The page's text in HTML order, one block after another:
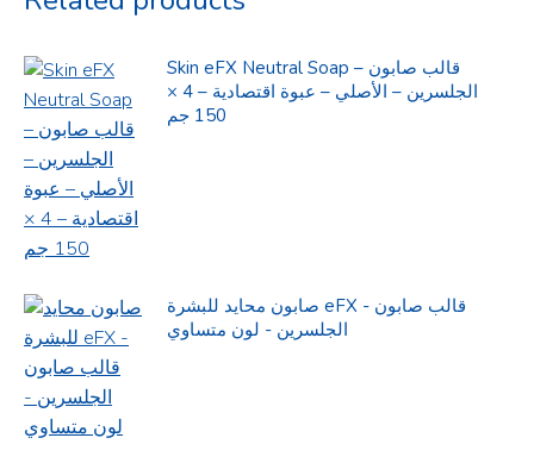
Skin eFX Neutral Soap – قالب صابون
الجلسرين – الأصلي – عبوة اقتصادية – 4 ×
150 جم
صابون محايد للبشرة eFX - قالب صابون
الجلسرين - لون متساوي